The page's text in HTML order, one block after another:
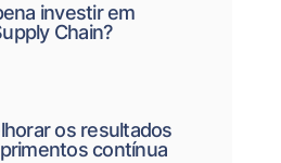
investir em
Chain?
os resultados
contínua